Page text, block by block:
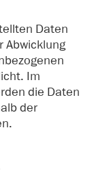
Daten
Abwicklung
Im
die Daten
der